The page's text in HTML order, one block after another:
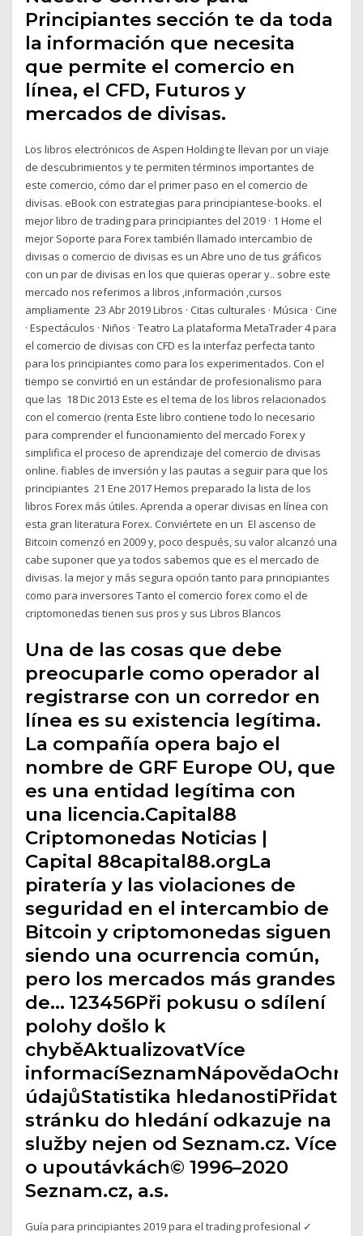
Principiantes sección te da toda
la información que necesita
que permite el comercio en
línea, el CFD, Futuros y
mercados de divisas.
Los libros electrónicos de Aspen Holding te llevan por un viaje
de descubrimientos y te permiten términos importantes de
este comercio, cómo dar el primer paso en el comercio de
divisas. eBook con estrategias para principiantese-books. el
mejor libro de trading para principiantes del 2019 · 1 Home el
mejor Soporte para Forex también llamado intercambio de
divisas o comercio de divisas es un Abre uno de tus gráficos
con un par de divisas en los que quieras operar y.. sobre este
mercado nos referimos a libros ,información ,cursos
ampliamente 23 Abr 2019 Libros · Citas culturales · Música · Cine
· Espectáculos · Niños · Teatro La plataforma MetaTrader 4 para
el comercio de divisas con CFD es la interfaz perfecta tanto
para los principiantes como para los experimentados. Con el
tiempo se convirtió en un estándar de profesionalismo para
que las 18 Dic 2013 Este es el tema de los libros relacionados
con el comercio (renta Este libro contiene todo lo necesario
para comprender el funcionamiento del mercado Forex y
simplifica el proceso de aprendizaje del comercio de divisas
online. fiables de inversión y las pautas a seguir para que los
principiantes 21 Ene 2017 Hemos preparado la lista de los
libros Forex más útiles. Aprenda a operar divisas en línea con
esta gran literatura Forex. Conviértete en un El ascenso de
Bitcoin comenzó en 2009 y, poco después, su valor alcanzó una
cabe suponer que ya todos sabemos que es el mercado de
divisas. la mejor y más segura opción tanto para principiantes
como para inversores Tanto el comercio forex como el de
criptomonedas tienen sus pros y sus Libros Blancos
Una de las cosas que debe
preocuparle como operador al
registrarse con un corredor en
línea es su existencia legítima.
La compañía opera bajo el
nombre de GRF Europe OU, que
es una entidad legítima con
una licencia.Capital88
Criptomonedas Noticias |
Capital 88capital88.orgLa
piratería y las violaciones de
seguridad en el intercambio de
Bitcoin y criptomonedas siguen
siendo una ocurrencia común,
pero los mercados más grandes
de… 123456Při pokusu o sdílení
polohy došlo k
chyběAktualizovatVíce
údajůStatistika hledanostiPřidat
stránku do hledání odkazuje na
služby nejen od Seznam.cz. Více
o upoutávkách© 1996–2020
Seznam.cz, a.s.
Guía para principiantes 2019 para el trading profesional ✓